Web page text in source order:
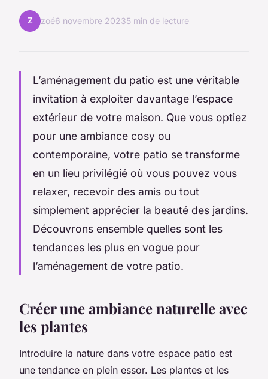
Z zoé6 novembre 20235 min de lecture
L’aménagement du patio est une véritable
invitation à exploiter davantage l’espace
extérieur de votre maison. Que vous optiez
pour une ambiance cosy ou
contemporaine, votre patio se transforme
en un lieu privilégié où vous pouvez vous
relaxer, recevoir des amis ou tout
simplement apprécier la beauté des jardins.
Découvrons ensemble quelles sont les
tendances les plus en vogue pour
l’aménagement de votre patio.
Créer une ambiance naturelle avec
les plantes
Introduire la nature dans votre espace patio est
une tendance en plein essor. Les plantes et les